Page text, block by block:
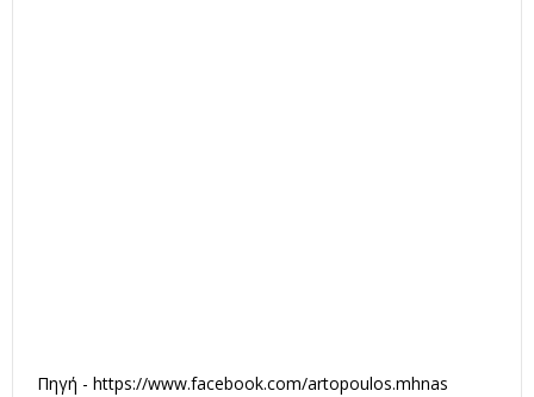
Πηγή - https://www.facebook.com/artopoulos.mhnas